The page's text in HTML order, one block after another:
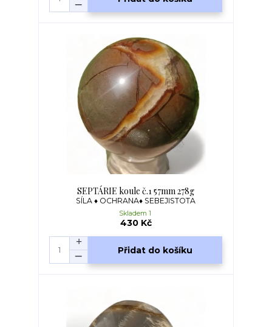
SEPTÁRIE koule č.1 57mm 278g
SÍLA ♦ OCHRANA♦ SEBEJISTOTA
430 Kč
Skladem 1
Přidat do košíku